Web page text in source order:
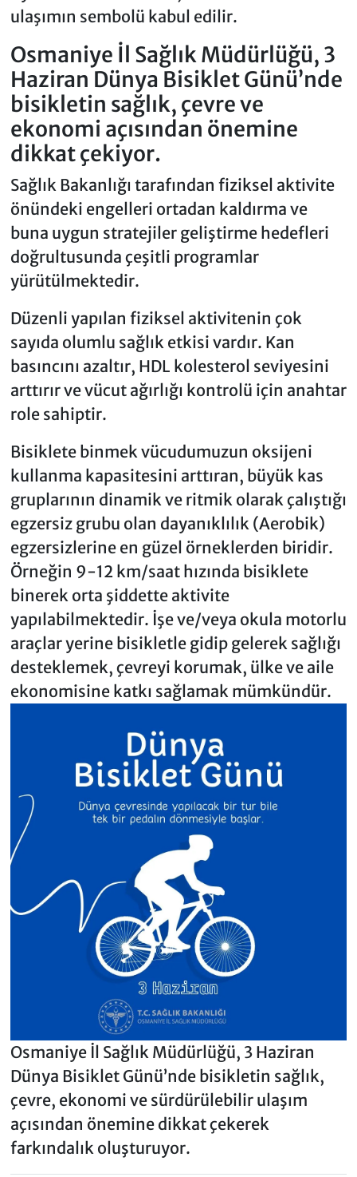
ulaşımın sembolü kabul edilir.
Osmaniye İl Sağlık Müdürlüğü, 3
Haziran Dünya Bisiklet Günü’nde
bisikletin sağlık, çevre ve
ekonomi açısından önemine
dikkat çekiyor.
Sağlık Bakanlığı tarafından fiziksel aktivite
önündeki engelleri ortadan kaldırma ve
buna uygun stratejiler geliştirme hedefleri
doğrultusunda çeşitli programlar
yürütülmektedir.
Düzenli yapılan fiziksel aktivitenin çok
sayıda olumlu sağlık etkisi vardır. Kan
basıncını azaltır, HDL kolesterol seviyesini
arttırır ve vücut ağırlığı kontrolü için anahtar
role sahiptir.
Bisiklete binmek vücudumuzun oksijeni
kullanma kapasitesini arttıran, büyük kas
gruplarının dinamik ve ritmik olarak çalıştığı
egzersiz grubu olan dayanıklılık (Aerobik)
egzersizlerine en güzel örneklerden biridir.
Örneğin 9-12 km/saat hızında bisiklete
binerek orta şiddette aktivite
yapılabilmektedir. İşe ve/veya okula motorlu
araçlar yerine bisikletle gidip gelerek sağlığı
desteklemek, çevreyi korumak, ülke ve aile
ekonomisine katkı sağlamak mümkündür.
Osmaniye İl Sağlık Müdürlüğü, 3 Haziran
Dünya Bisiklet Günü’nde bisikletin sağlık,
çevre, ekonomi ve sürdürülebilir ulaşım
açısından önemine dikkat çekerek
farkındalık oluşturuyor.